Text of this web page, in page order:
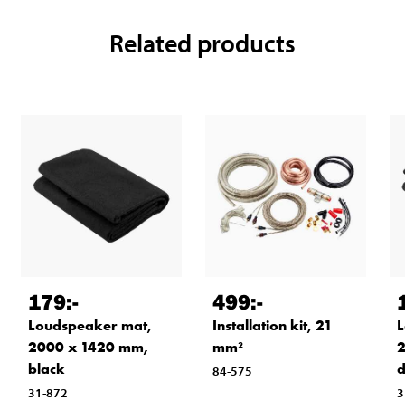
Related products
179:-
Loudspeaker mat,
2000 x 1420 mm,
black
31-872
499:-
Installation kit, 21
mm²
84-575